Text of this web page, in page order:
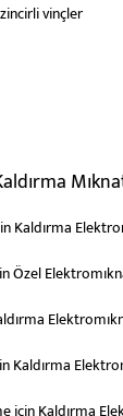
vinçler
Kaldırma
Özel